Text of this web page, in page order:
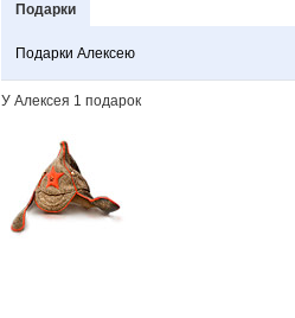
Подарки
Подарки Алексею
У Алексея 1 подарок